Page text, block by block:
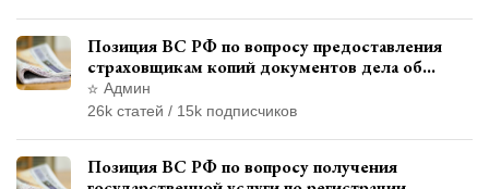
Позиция ВС РФ по вопросу предоставления
страховщикам копий документов дела об
административном правонарушении для
автотехнической экспертизы
Админ
26k статей / 15k подписчиков
Позиция ВС РФ по вопросу получения